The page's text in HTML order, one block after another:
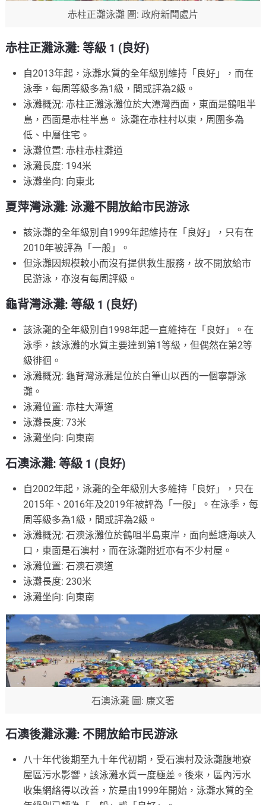
赤柱正灘泳灘 圖: 政府新聞處片
赤柱正灘泳灘: 等級 1 (良好)
自2013年起，泳灘水質的全年級別維持「良好」，而在
泳季，每周等級多為1級，間或評為2級。
泳灘概況: 赤柱正灘泳灘位於大潭灣西面，東面是鶴咀半
島，西面是赤柱半島。 泳灘在赤柱村以東，周圍多為
低、中層住宅。
泳灘位置: 赤柱赤柱灘道
泳灘長度: 194米
泳灘坐向: 向東北
夏萍灣泳灘: 泳灘不開放給市民游泳
該泳灘的全年級別自1999年起維持在「良好」，只有在
2010年被評為「一般」。
但泳灘因規模較小而沒有提供救生服務，故不開放給市
民游泳，亦沒有每周評級。
龜背灣泳灘: 等級 1 (良好)
該泳灘的全年級別自1998年起一直維持在「良好」。在
泳季，該泳灘的水質主要達到第1等級，但偶然在第2等
級徘徊。
泳灘概況: 龜背灣泳灘是位於白筆山以西的一個寧靜泳
灘。
泳灘位置: 赤柱大潭道
泳灘長度: 73米
泳灘坐向: 向東南
石澳泳灘: 等級 1 (良好)
自2002年起，泳灘的全年級別大多維持「良好」，只在
2015年、2016年及2019年被評為「一般」。在泳季，每
周等級多為1級，間或評為2級。
泳灘概況: 石澳泳灘位於鶴咀半島東岸，面向藍塘海峽入
口，東面是石澳村，而在泳灘附近亦有不少村屋。
泳灘位置: 石澳石澳道
泳灘長度: 230米
泳灘坐向: 向東南
石澳泳灘 圖: 康文署
石澳後灘泳灘: 不開放給市民游泳
八十年代後期至九十年代初期，受石澳村及泳灘腹地寮
屋區污水影響，該泳灘水質一度極差。後來，區內污水
收集網絡得以改善，於是由1999年開始，泳灘水質的全